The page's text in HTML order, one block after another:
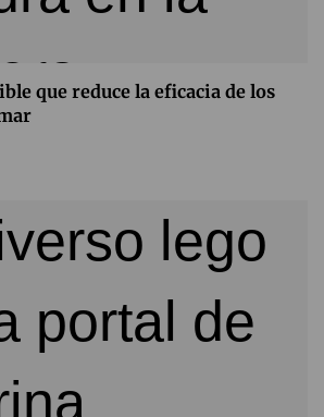
que reduce la eficacia de los